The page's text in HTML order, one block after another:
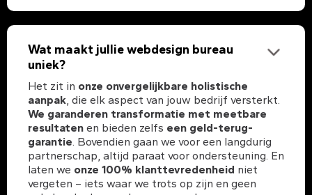
Wat maakt jullie webdesign bureau
uniek?
Het zit in onze onvergelijkbare holistische
aanpak, die elk aspect van jouw bedrijf versterkt.
We garanderen transformatie met meetbare
resultaten en bieden zelfs een geld-terug-
garantie. Bovendien gaan we voor een langdurig
partnerschap, altijd paraat voor ondersteuning. En
laten we onze 100% klanttevredenheid niet
vergeten – iets waar we trots op zijn en geen